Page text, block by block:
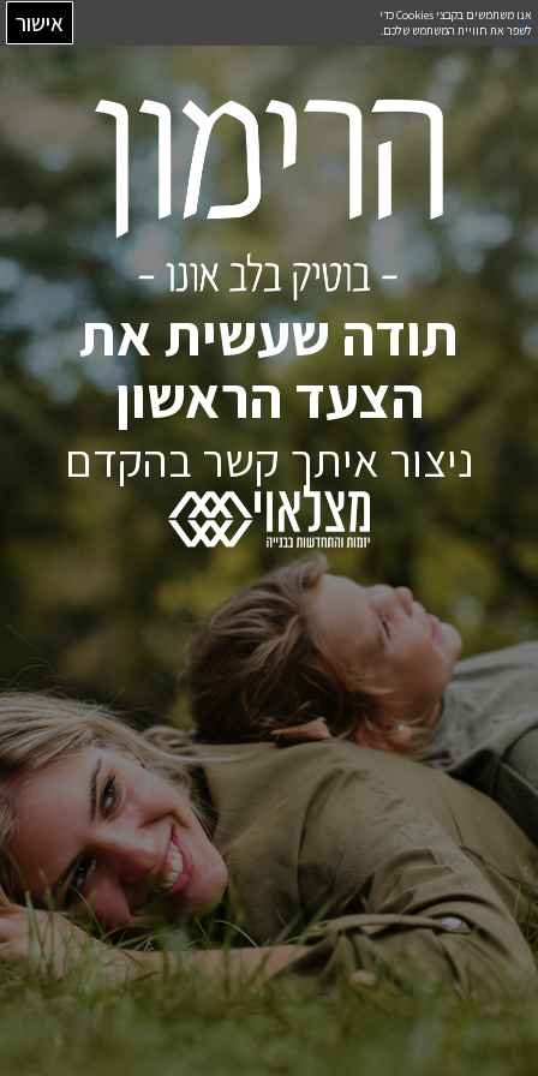
דילוג
לתוכן
תודה שעשית את
הצעד הראשון
ניצור איתך קשר בהקדם
אנו משתמשים בקבצי Cookies כדי
לשפר את חוויית המשתמש שלכם.
אישור